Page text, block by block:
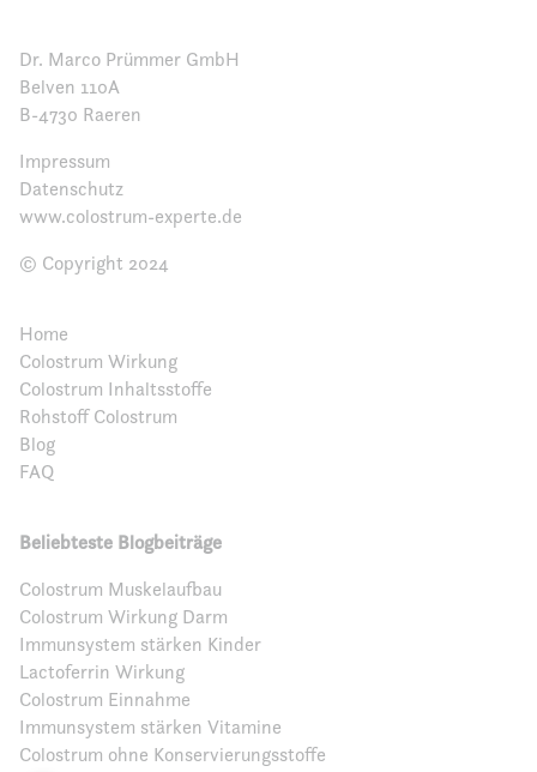
Dr. Marco Prümmer GmbH
Belven 110A
B-4730 Raeren
Impressum
Datenschutz
www.colostrum-experte.de
© Copyright 2024
Home
Colostrum Wirkung
Colostrum Inhaltsstoffe
Rohstoff Colostrum
Blog
FAQ
Beliebteste Blogbeiträge
Colostrum Muskelaufbau
Colostrum Wirkung Darm
Immunsystem stärken Kinder
Lactoferrin Wirkung
Colostrum Einnahme
Immunsystem stärken Vitamine
Colostrum ohne Konservierungsstoffe